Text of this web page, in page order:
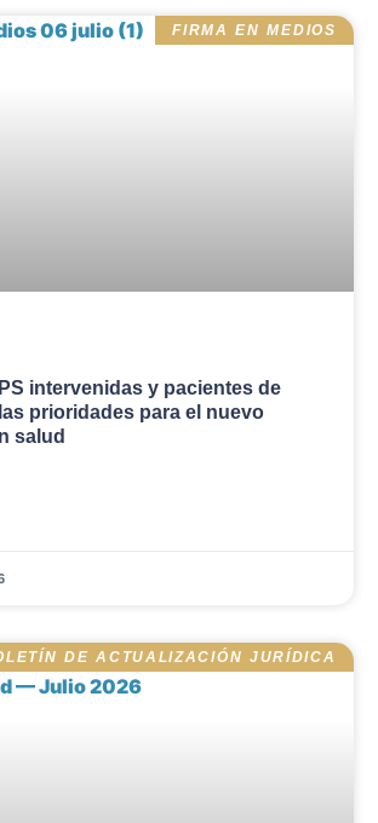
FIRMA EN MEDIOS
intervenidas y pacientes de
prioridades para el nuevo
salud
DE ACTUALIZACIÓN JURÍDICA